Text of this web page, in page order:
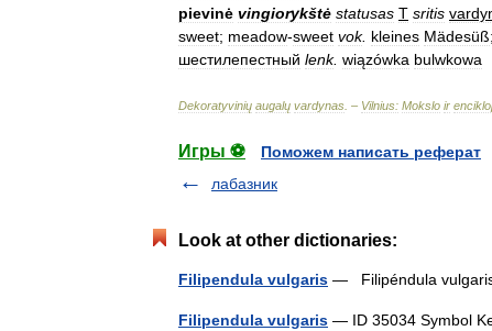
pievinė vingiorykštė statusas T sritis
sweet; meadow-sweet vok. kleines Mädesüß;
шестилепестный lenk. wiązówka bulwkowa
Dekoratyvinių augalų vardynas . – Vilnius: Mokslo ir
Игры ⚽
Поможем написать реферат
лабазник
Look at other dictionaries:
Filipendula vulgaris — Filipéndula
Filipendula vulgaris — ID 35034 Symbol